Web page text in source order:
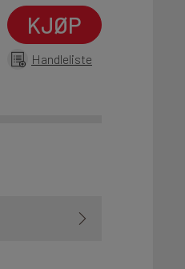
KJØP
Handleliste